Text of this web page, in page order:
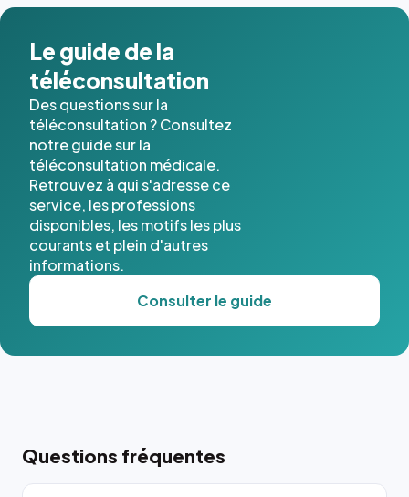
cas. #}
Le guide de la
téléconsultation
Des questions sur la
téléconsultation ? Consultez
notre guide sur la
téléconsultation médicale.
Retrouvez à qui s'adresse ce
service, les professions
disponibles, les motifs les plus
courants et plein d'autres
informations.
Consulter le guide
Questions fréquentes